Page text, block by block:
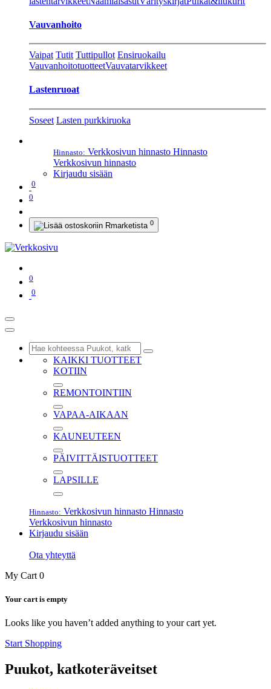
Vauvanhoito
Vaipat Tutit Tuttipullot Ensiruokailu
VauvanhoitotuotteetVauvatarvikkeet
Lastenruoat
Soseet Lasten purkkiruoka
Hinnasto: Verkkosivun hinnasto Hinnasto
Verkkosivun hinnasto
Kirjaudu sisään
0
0
0
0
0
KAIKKI TUOTTEET
KOTIIN
REMONTOINTIIN
VAPAA-AIKAAN
KAUNEUTEEN
PÄIVITTÄISTUOTTEET
LAPSILLE
Hinnasto: Verkkosivun hinnasto Hinnasto
Verkkosivun hinnasto
Kirjaudu sisään
Ota yhteyttä
My Cart 0
Your cart is empty
Looks like you haven’t added anything to your cart yet.
Start Shopping
Puukot, katkoteräveitset